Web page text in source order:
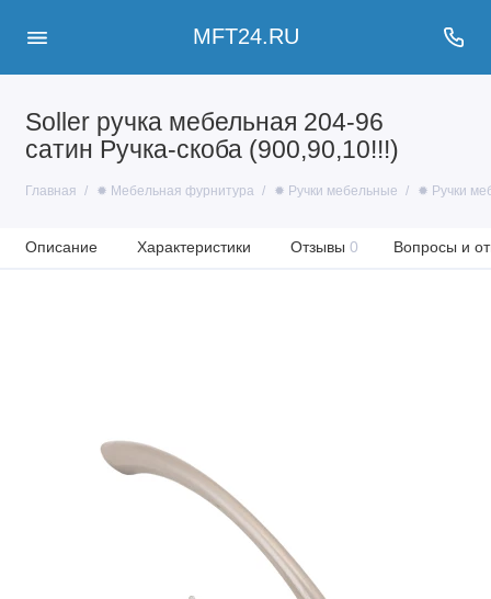
MFT24.RU
Soller ручка мебельная 204-96
сатин Ручка-скоба (900,90,10!!!)
Главная ✹ Мебельная фурнитура ✹ Ручки мебельные ✹ Ручки
Описание Характеристики Отзывы 0 Вопросы и